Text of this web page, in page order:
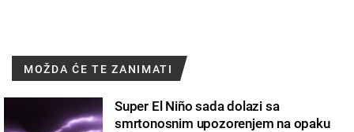
MOŽDA ĆE TE ZANIMATI
Super El Niño sada dolazi sa
smrtonosnim upozorenjem na opaku